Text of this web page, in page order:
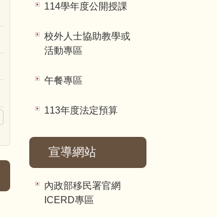
114學年度公開授課
校外人士協助教學或
活動專區
午餐專區
113年度法定預算
宣導網站
內政部移民署官網
ICERD專區